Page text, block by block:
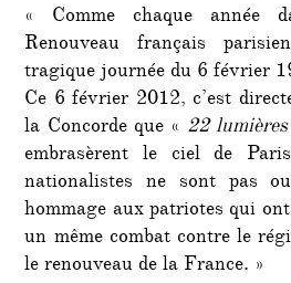
« Comme chaque année
Renouveau français
tragique journée du 6 février
Ce 6 février 2012, c’est
la Concorde que « 22
embrasèrent le ciel de
nationalistes ne sont pas
hommage aux patriotes qui
un même combat contre le
le renouveau de la France. »